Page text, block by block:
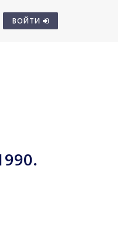
ВОЙТИ